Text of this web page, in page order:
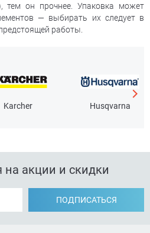
он прочнее. Упаковка может
— выбирать их следует в
работы.
Karcher Husqvarna
на акции и скидки
ПОДПИСАТЬСЯ